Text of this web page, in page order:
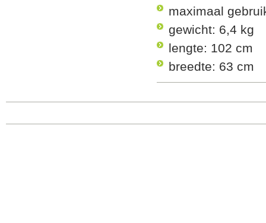
maximaal
gewicht: 6,4 kg
lengte: 102 cm
breedte: 63 cm